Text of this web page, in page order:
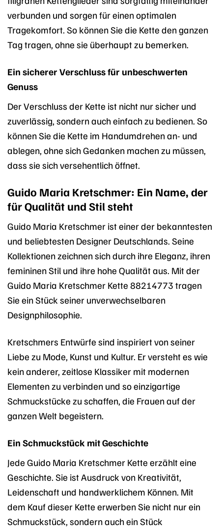
verbunden und sorgen für einen optimalen
Tragekomfort. So können Sie die Kette den ganzen
Tag tragen, ohne sie überhaupt zu bemerken.
Ein sicherer Verschluss für unbeschwerten
Genuss
Der Verschluss der Kette ist nicht nur sicher und
zuverlässig, sondern auch einfach zu bedienen. So
können Sie die Kette im Handumdrehen an- und
ablegen, ohne sich Gedanken machen zu müssen,
dass sie sich versehentlich öffnet.
Guido Maria Kretschmer: Ein Name, der
für Qualität und Stil steht
Guido Maria Kretschmer ist einer der bekanntesten
und beliebtesten Designer Deutschlands. Seine
Kollektionen zeichnen sich durch ihre Eleganz, ihren
femininen Stil und ihre hohe Qualität aus. Mit der
Guido Maria Kretschmer Kette 88214773 tragen
Sie ein Stück seiner unverwechselbaren
Designphilosophie.
Kretschmers Entwürfe sind inspiriert von seiner
Liebe zu Mode, Kunst und Kultur. Er versteht es wie
kein anderer, zeitlose Klassiker mit modernen
Elementen zu verbinden und so einzigartige
Schmuckstücke zu schaffen, die Frauen auf der
ganzen Welt begeistern.
Ein Schmuckstück mit Geschichte
Jede Guido Maria Kretschmer Kette erzählt eine
Geschichte. Sie ist Ausdruck von Kreativität,
Leidenschaft und handwerklichem Können. Mit
dem Kauf dieser Kette erwerben Sie nicht nur ein
Schmuckstück, sondern auch ein Stück